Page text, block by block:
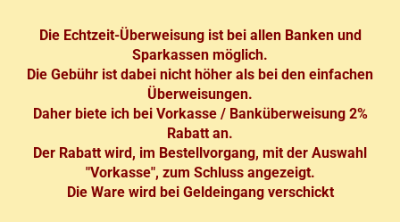
Die Echtzeit-Überweisung ist bei allen Banken und
Sparkassen möglich.
Die Gebühr ist dabei nicht höher als bei den einfachen
Überweisungen.
Daher biete ich bei Vorkasse / Banküberweisung 2%
Rabatt an.
Der Rabatt wird, im Bestellvorgang, mit der Auswahl
"Vorkasse", zum Schluss angezeigt.
Die Ware wird bei Geldeingang verschickt